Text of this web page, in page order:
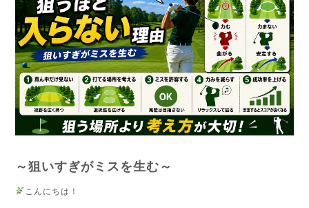
～狙いすぎがミスを生む～
こんにちは！